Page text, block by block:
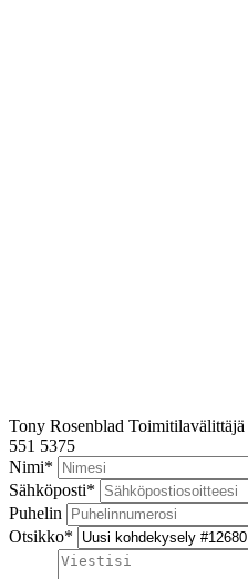
Tony Rosenblad Toimitilavälittäjä
551 5375
Nimi*
Sähköposti*
Puhelin
Otsikko*